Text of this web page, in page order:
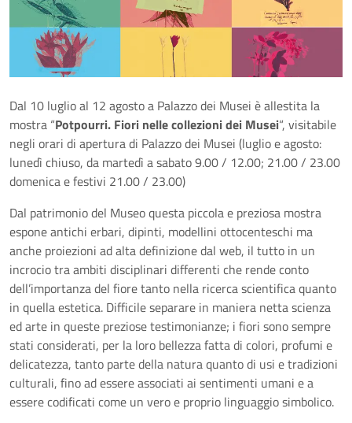
Dal 10 luglio al 12 agosto a Palazzo dei Musei è allestita la
mostra “Potpourri. Fiori nelle collezioni dei Musei“, visitabile
negli orari di apertura di Palazzo dei Musei (luglio e agosto:
lunedì chiuso, da martedì a sabato 9.00 / 12.00; 21.00 / 23.00
domenica e festivi 21.00 / 23.00)
Dal patrimonio del Museo questa piccola e preziosa mostra
espone antichi erbari, dipinti, modellini ottocenteschi ma
anche proiezioni ad alta definizione dal web, il tutto in un
incrocio tra ambiti disciplinari differenti che rende conto
dell’importanza del fiore tanto nella ricerca scientifica quanto
in quella estetica. Difficile separare in maniera netta scienza
ed arte in queste preziose testimonianze; i fiori sono sempre
stati considerati, per la loro bellezza fatta di colori, profumi e
delicatezza, tanto parte della natura quanto di usi e tradizioni
culturali, fino ad essere associati ai sentimenti umani e a
essere codificati come un vero e proprio linguaggio simbolico.